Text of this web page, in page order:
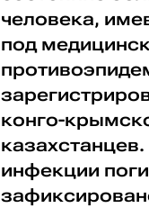
человека,
под
конго-
инфекции